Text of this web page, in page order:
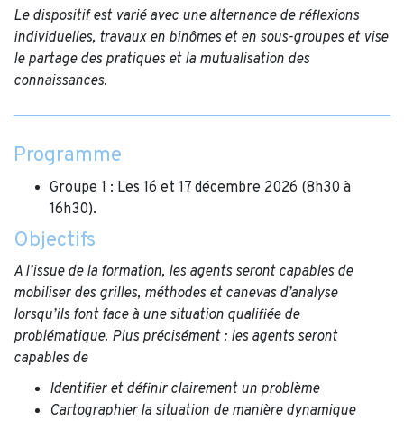
Le dispositif est varié avec une alternance de réflexions
individuelles, travaux en binômes et en sous-groupes et vise
le partage des pratiques et la mutualisation des
connaissances.
Programme
Groupe 1 : Les 16 et 17 décembre 2026 (8h30 à
16h30).
Objectifs
A l’issue de la formation, les agents seront capables de
mobiliser des grilles, méthodes et canevas d’analyse
lorsqu’ils font face à une situation qualifiée de
problématique. Plus précisément : les agents seront
capables de
Identifier et définir clairement un problème
Cartographier la situation de manière dynamique